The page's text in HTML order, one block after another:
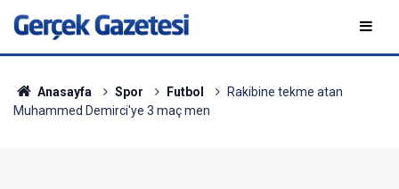
Anasayfa Spor Futbol
Rakibine tekme atan
Muhammed Demirci'ye 3 maç men